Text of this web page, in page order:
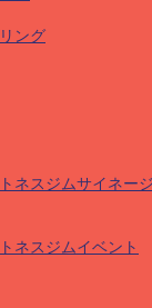
ング
ネスジムサイネー
ネスジムイベント